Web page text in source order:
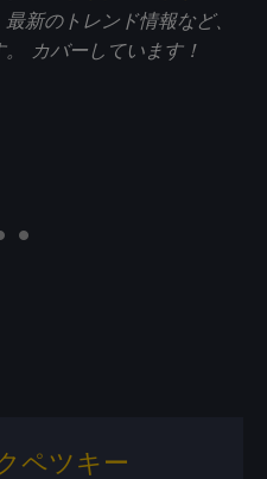
、最新のトレンド情報など、
カバーしています！
ペツキー